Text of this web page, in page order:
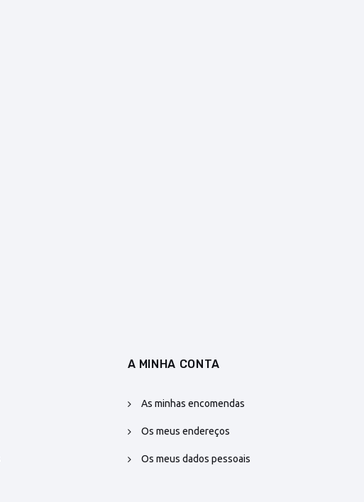
A MINHA CONTA
As minhas encomendas
Os meus endereços
Os meus dados pessoais